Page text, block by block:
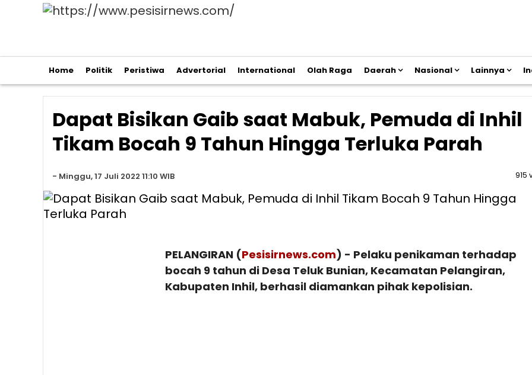
Home Politik Peristiwa Advertorial International Olah Raga Daerah Nasional Lainnya
Dapat Bisikan Gaib saat Mabuk, Pemuda di Inhil
Tikam Bocah 9 Tahun Hingga Terluka Parah
- Minggu, 17 Juli 2022 11:10 WIB 915
PELANGIRAN (Pesisirnews.com) - Pelaku penikaman terhadap
bocah 9 tahun di Desa Teluk Bunian, Kecamatan Pelangiran,
Kabupaten Inhil, berhasil diamankan pihak kepolisian.